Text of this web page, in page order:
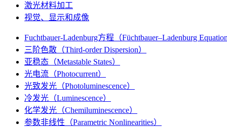
激光材料加工
视觉、显示和成像
Fuchtbauer-Ladenburg方程（Füchtbauer–Ladenburg
三阶色散（Third-order Dispersion）
亚稳态（Metastable States）
光电流（Photocurrent）
光致发光（Photoluminescence）
冷发光（Luminescence）
化学发光（Chemiluminescence）
参数非线性（Parametric Nonlinearities）